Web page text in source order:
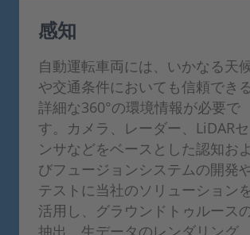
感知
自動運転車両には、いかなる天
や交通条件においても信頼でき
詳細な360°の環境情報が必要で
す。カメラ、レーダー、LiDARセ
ンサなどをベースとした認知およ
びフュージョンシステムの開発
テストに当社のソリューション
活用し、グラウンドトゥルース
抽出、生データのレンダリング、